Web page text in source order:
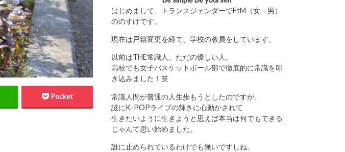
Pocket
はじめまして、トランスジェンダーでFtM（女→男）
ののすけです。
現在は戸籍変更を経て、学校の教員をしています。
以前はTHE常識人。ただの優しい人。
高校でも女子バスケットボール部で徹底的に常識を叩
き込みました！笑
常識人間が普通の人生歩もうとしたのですが、
謎にK-POPライブの輝きに心動かされて
生きたいように生きようと思えば本当は何でもできる
じゃんて思い始めました。
誰に止められているわけでも無いですしね。